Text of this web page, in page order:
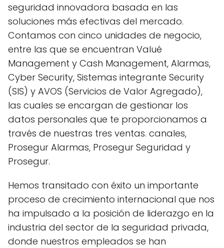
seguridad innovadora basada en las
soluciones más efectivas del mercado.
Contamos con cinco unidades de negocio,
entre las que se encuentran Valué
Management y Cash Management, Alarmas,
Cyber ​​Security, Sistemas integrante Security
(SIS) y AVOS (Servicios de Valor Agregado),
las cuales se encargan de gestionar los
datos personales que te proporcionamos a
través de nuestras tres ventas. canales,
Prosegur Alarmas, Prosegur Seguridad y
Prosegur.
Hemos transitado con éxito un importante
proceso de crecimiento internacional que nos
ha impulsado a la posición de liderazgo en la
industria del sector de la seguridad privada,
donde nuestros empleados se han